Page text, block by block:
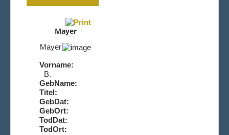
Mayer
Mayer
Vorname:
B.
GebName:
Titel:
GebDat:
GebOrt:
TodDat:
TodOrt: